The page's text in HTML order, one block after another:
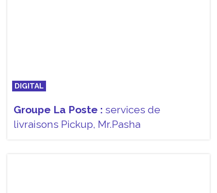
DIGITAL
Groupe La Poste : services de
livraisons Pickup, Mr.Pasha